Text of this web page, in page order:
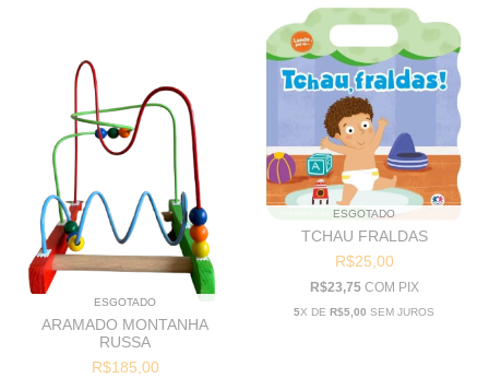
ESGOTADO
ARAMADO MONTANHA
RUSSA
R$185,00
ESGOTADO
TCHAU FRALDAS
R$25,00
R$23,75 COM PIX
5X DE R$5,00 SEM JUROS